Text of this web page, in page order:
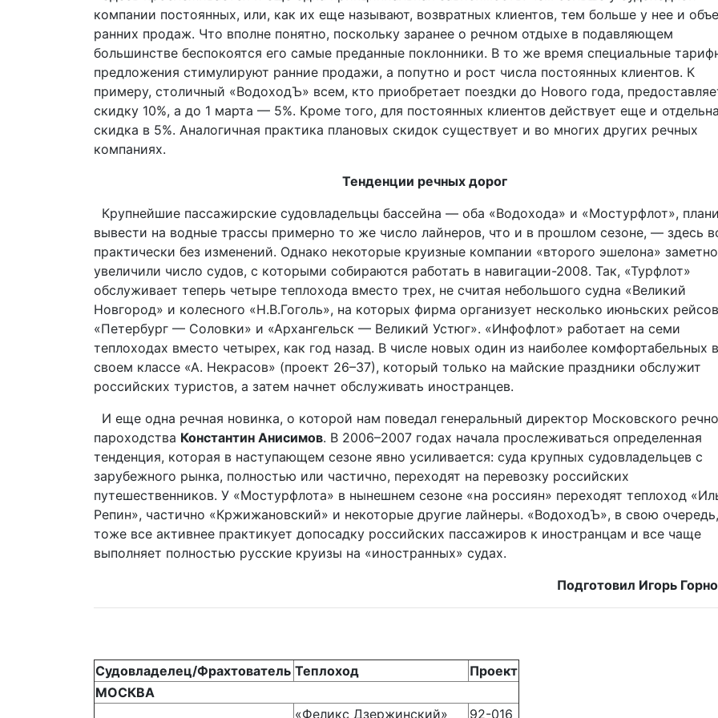
компании постоянных, или, как их еще называют, возвратных клиентов, тем больше у нее и
ранних продаж. Что вполне понятно, поскольку заранее о речном отдыхе в подавляющем
большинстве беспокоятся его самые преданные поклонники. В то же время специальные
предложения стимулируют ранние продажи, а попутно и рост числа постоянных клиентов. К
примеру, столичный «ВодоходЪ» всем, кто приобретает поездки до Нового года,
скидку 10%, а до 1 марта — 5%. Кроме того, для постоянных клиентов действует еще и
скидка в 5%. Аналогичная практика плановых скидок существует и во многих других речных
компаниях.
Тенденции речных дорог
Крупнейшие пассажирские судовладельцы бассейна — оба «Водохода» и «Мостурфлот»,
вывести на водные трассы примерно то же число лайнеров, что и в прошлом сезоне, — здесь
практически без изменений. Однако некоторые круизные компании «второго эшелона» заметно
увеличили число судов, с которыми собираются работать в навигации-2008. Так, «Турфлот»
обслуживает теперь четыре теплохода вместо трех, не считая небольшого судна «Великий
Новгород» и колесного «Н.В.Гоголь», на которых фирма организует несколько июньских рейсов
«Петербург — Соловки» и «Архангельск — Великий Устюг». «Инфофлот» работает на семи
теплоходах вместо четырех, как год назад. В числе новых один из наиболее комфортабельных в
своем классе «А. Некрасов» (проект 26–37), который только на майские праздники обслужит
российских туристов, а затем начнет обслуживать иностранцев.
И еще одна речная новинка, о которой нам поведал генеральный директор Московского
пароходства Константин Анисимов. В 2006–2007 годах начала прослеживаться определенная
тенденция, которая в наступающем сезоне явно усиливается: суда крупных судовладельцев с
зарубежного рынка, полностью или частично, переходят на перевозку российских
путешественников. У «Мостурфлота» в нынешнем сезоне «на россиян» переходят теплоход
Репин», частично «Кржижановский» и некоторые другие лайнеры. «ВодоходЪ», в свою очередь,
тоже все активнее практикует допосадку российских пассажиров к иностранцам и все чаще
выполняет полностью русские круизы на «иностранных» судах.
Подготовил Игорь
Судовладелец/Фрахтователь Теплоход
Проект
МОСКВА
«Феликс Дзержинский»
92-016